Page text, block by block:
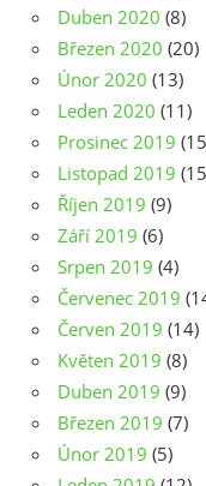
Duben 2020 (8)
Březen 2020 (20)
Únor 2020 (13)
Leden 2020 (11)
Prosinec 2019
Listopad 2019
Říjen 2019 (9)
Září 2019 (6)
Srpen 2019 (4)
Červenec 2019
Červen 2019 (14)
Květen 2019 (8)
Duben 2019 (9)
Březen 2019 (7)
Únor 2019 (5)